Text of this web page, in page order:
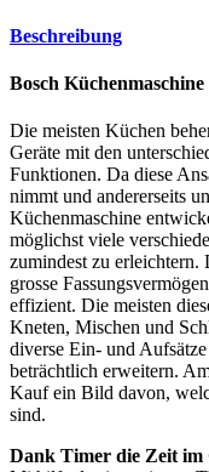
Beschreibung
Bosch
Die meisten Küchen
Geräte mit den
Funktionen. Da diese
nimmt und andererseits
Küchenmaschine
möglichst viele
zumindest zu
grosse
effizient. Die meisten
Kneten, Mischen und
diverse Ein- und
beträchtlich erweitern.
Kauf ein Bild davon,
sind.
Dank Timer die Zeit im